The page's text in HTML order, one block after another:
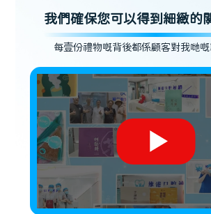
我們確保您可以得到細緻的
每壹份禮物嘅背後都係顧客對我哋